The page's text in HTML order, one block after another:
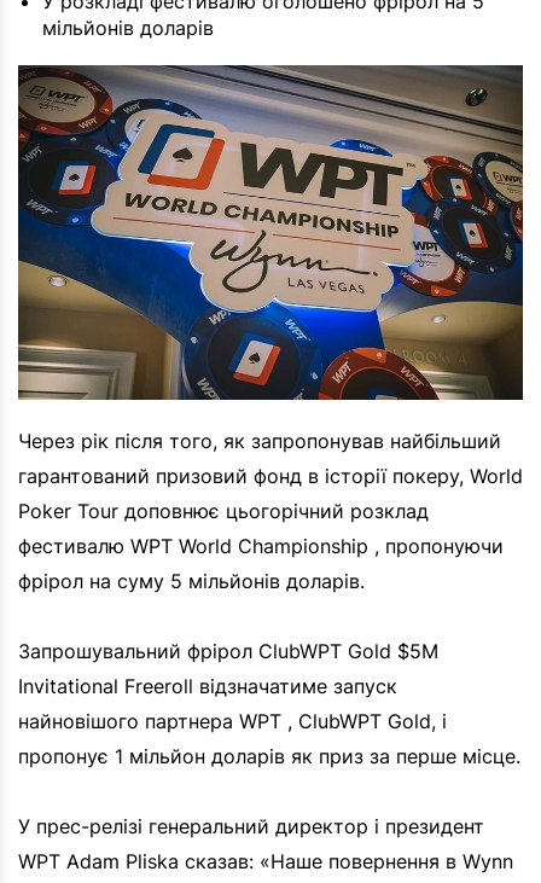
мільйонів доларів
Через рік після того, як запропонував найбільший
гарантований призовий фонд в історії покеру, World
Poker Tour доповнює цьогорічний розклад
фестивалю WPT World Championship , пропонуючи
фрірол на суму 5 мільйонів доларів.
Запрошувальний фрірол ClubWPT Gold $5M
Invitational Freeroll відзначатиме запуск
найновішого партнера WPT , ClubWPT Gold, і
пропонує 1 мільйон доларів як приз за перше місце.
У прес-релізі генеральний директор і президент
WPT Adam Pliska сказав: «Наше повернення в Wynn